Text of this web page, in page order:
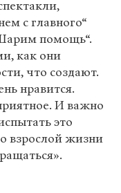
с главного“
помощь“.
как они
что создают.
нравится.
И важно
это
взрослой жизни